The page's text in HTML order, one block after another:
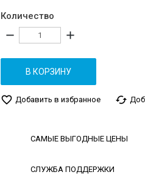
Количество
remove add
В КОРЗИНУ
favorite_border Добавить в избранное cached
САМЫЕ ВЫГОДНЫЕ ЦЕНЫ
СЛУЖБА ПОДДЕРЖКИ